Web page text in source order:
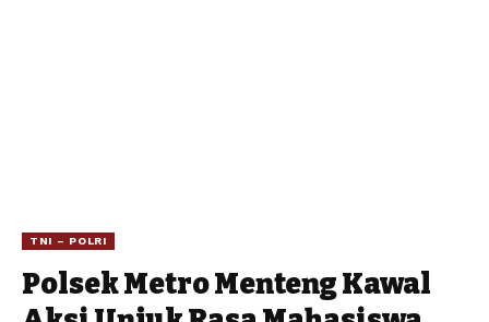
TNI – POLRI
Polsek Metro Menteng Kawal